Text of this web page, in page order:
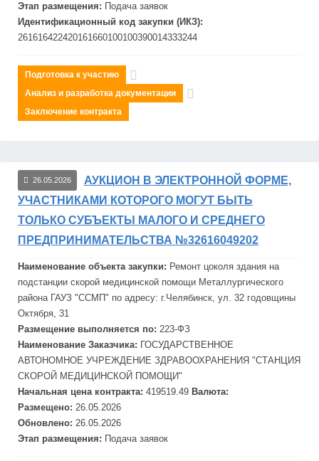
Этап размещения: Подача заявок
Идентификационный код закупки (ИКЗ):
261616422420161660100100390014333244
Подготовка к участию
Анализ и разработка документации
Заключение контракта
26.05.2026
АУКЦИОН В ЭЛЕКТРОННОЙ ФОРМЕ,
УЧАСТНИКАМИ КОТОРОГО МОГУТ БЫТЬ
ТОЛЬКО СУБЪЕКТЫ МАЛОГО И СРЕДНЕГО
ПРЕДПРИНИМАТЕЛЬСТВА №32616049202
Наименование объекта закупки: Ремонт цоколя здания на
подстанции скорой медицинской помощи Металлургического
района ГАУЗ "ССМП" по адресу: г.Челябинск, ул. 32 годовщины
Октября, 31
Размещение выполняется по: 223-ФЗ
Наименование Заказчика: ГОСУДАРСТВЕННОЕ
АВТОНОМНОЕ УЧРЕЖДЕНИЕ ЗДРАВООХРАНЕНИЯ "СТАНЦИЯ
СКОРОЙ МЕДИЦИНСКОЙ ПОМОЩИ"
Начальная цена контракта: 419519.49 Валюта:
Размещено: 26.05.2026
Обновлено: 26.05.2026
Этап размещения: Подача заявок